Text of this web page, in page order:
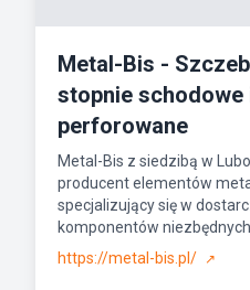
Metal-Bis -
stopnie schodowe
perforowane
Metal-Bis z siedzibą w
producent elementów
specjalizujący się w
komponentów niezbędnych
https://metal-bis.pl/
↗